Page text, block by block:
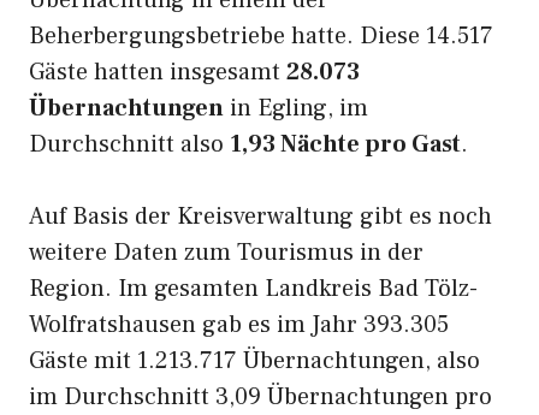
Beherbergungsbetriebe hatte. Diese 14.517
Gäste hatten insgesamt 28.073
Übernachtungen in Egling, im
Durchschnitt also 1,93 Nächte pro Gast.
Auf Basis der Kreisverwaltung gibt es noch
weitere Daten zum Tourismus in der
Region. Im gesamten Landkreis Bad Tölz-
Wolfratshausen gab es im Jahr 393.305
Gäste mit 1.213.717 Übernachtungen, also
im Durchschnitt 3,09 Übernachtungen pro